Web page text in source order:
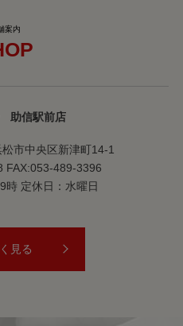
助信駅前店
市中央区新津町14-1
FAX:053-489-3396
時 定休日：水曜日
見る